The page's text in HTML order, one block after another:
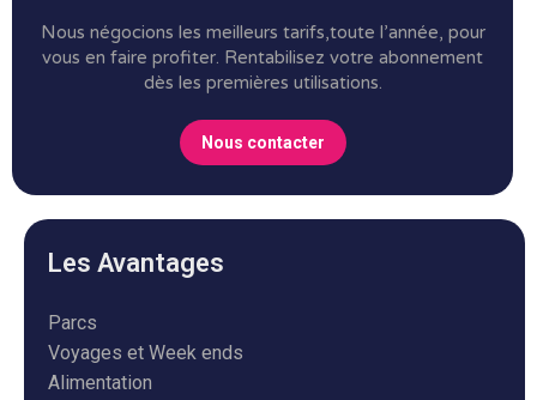
Nous négocions les meilleurs tarifs,toute l’année, pour
vous en faire profiter. Rentabilisez votre abonnement
dès les premières utilisations.
Nous contacter
Les Avantages
Parcs
Voyages et Week ends
Alimentation